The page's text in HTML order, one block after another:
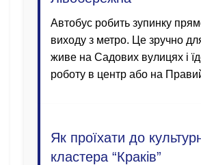
Автобус робить зупинку
виходу з метро. Це зручно
живе на Садових вулицях і
роботу в центр або на
Як проїхати до
кластера “Краків”